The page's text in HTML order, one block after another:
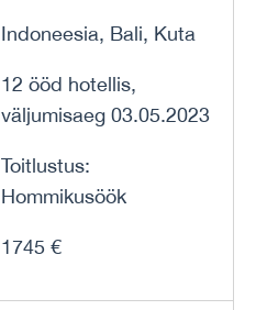
Indoneesia, Bali, Kuta
12 ööd hotellis,
väljumisaeg 03.05.2023
Toitlustus:
Hommikusöök
1745 €